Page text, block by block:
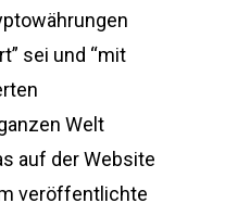
sei und “mit
Welt
auf der Website
veröffentlichte